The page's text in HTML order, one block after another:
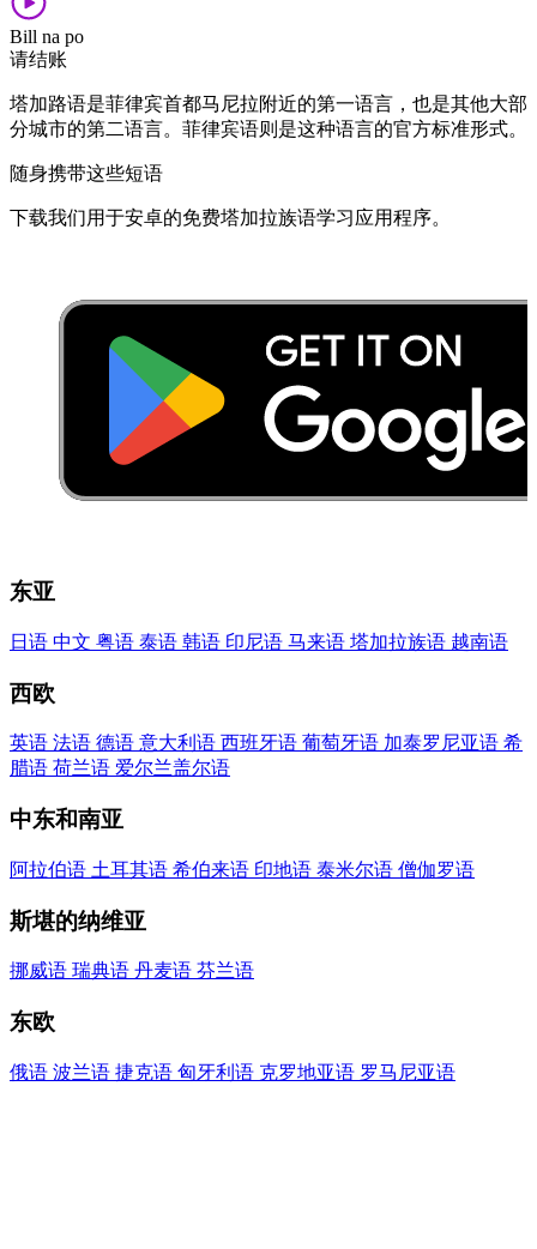
Bill na po
请​结账
塔加​路语​是​菲律宾​首都​马尼拉​附近​的​第一​语言​，​也​是​其他​大部
分​城市​的​第二语言​。​菲律宾语​则​是​这种​语言​的​官方​标准​形式​。
随身携带​这些​短语
下载​我们​用于​安卓​的​免费​塔​加拉​族语​学习​应用程序​。
东亚
日语 中文 粤语 泰语 韩语 印尼语 马来语 塔​加拉​族语 越南语
西欧
英语 法语 德语 意大利语 西班牙语 葡萄牙语 加泰罗尼亚语 希
腊语 荷兰语 爱尔兰​盖尔语
中东​和​南亚
阿拉伯语 土耳其语 希伯来语 印地语 泰米尔语 僧伽罗语
斯堪的纳维亚
挪威语 瑞典语 丹麦语 芬兰语
东欧
俄语 波兰语 捷克语 匈牙利语 克罗地亚语 罗马尼亚语